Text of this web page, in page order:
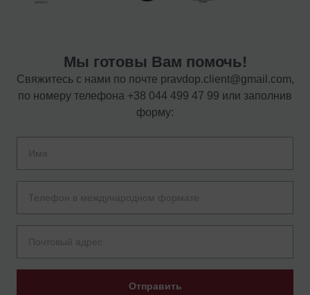
Мы готовы Вам помочь!
Свяжитесь с нами по почте pravdop.client@gmail.com,
по номеру телефона +38 044 499 47 99 или заполнив
форму:
Отправить